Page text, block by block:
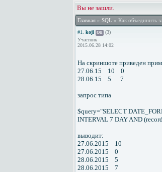
Вы не зашли.
Главная » SQL » Как объединить
#1. koji Off (3)
Участник
2015.06.28 14:02
На скриншоте приведен
27.06.15 10 0
28.06.15 5 7
запрос типа
$query="SELECT
INTERVAL 7 DAY AND
выводит:
27.06.2015 10
27.06.2015 0
28.06.2015 5
28.06.2015 7